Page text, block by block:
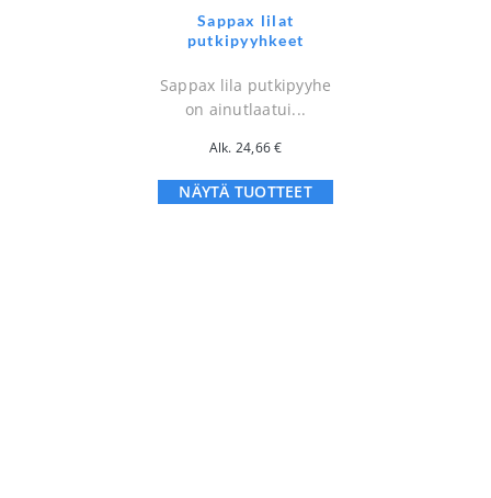
Sappax lilat
putkipyyhkeet
Sappax lila putkipyyhe
on ainutlaatui...
Alk. 24,66€
NÄYTÄ TUOTTEET